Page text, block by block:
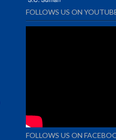
FOLLOWS US ON
FOLLOWS US ON